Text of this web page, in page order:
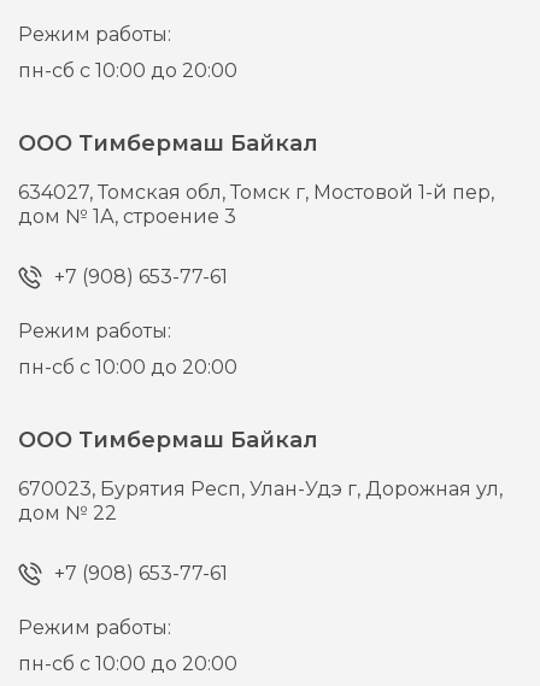
Режим работы:
пн-сб с 10:00 до 20:00
ООО Тимбермаш Байкал
634027,Томская обл, Томск г, Мостовой 1-й пер,
дом № 1А, строение 3
+7 (908) 653-77-61
Режим работы:
пн-сб с 10:00 до 20:00
ООО Тимбермаш Байкал
670023, Бурятия Респ, Улан-Удэ г,Дорожная ул,
дом № 22
+7 (908) 653-77-61
Режим работы:
пн-сб с 10:00 до 20:00